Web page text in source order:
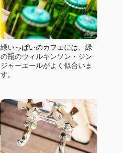
緑いっぱいのカフェには、緑
の瓶のウィルキンソン・ジン
ジャーエールがよく似合いま
す。